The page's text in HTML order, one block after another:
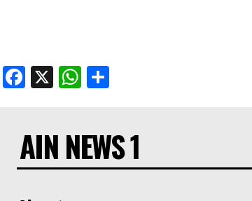
Facebook
X WhatsApp
AIN NEWS 1